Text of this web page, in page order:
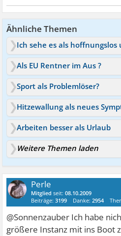
Ähnliche Themen
Als EU Rentner im Aus ?
Sport als Problemlöser?
Hitzewallung als neues
Arbeiten besser als Urlaub
Weitere Themen laden
Perle
Mitglied seit:08.10.2009
Beiträge:3199 Danke:2954
@Sonnenzauber Ich habe
größere Instanz mit ins Boot